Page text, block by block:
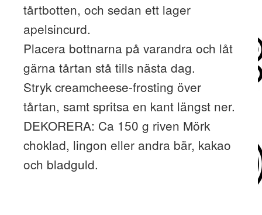
tårtbotten, och sedan ett lager
apelsincurd.
Placera bottnarna på varandra och låt
gärna tårtan stå tills nästa dag.
Stryk creamcheese-frosting över
tårtan, samt spritsa en kant längst ner.
DEKORERA: Ca 150 g riven Mörk
choklad, lingon eller andra bär, kakao
och bladguld.